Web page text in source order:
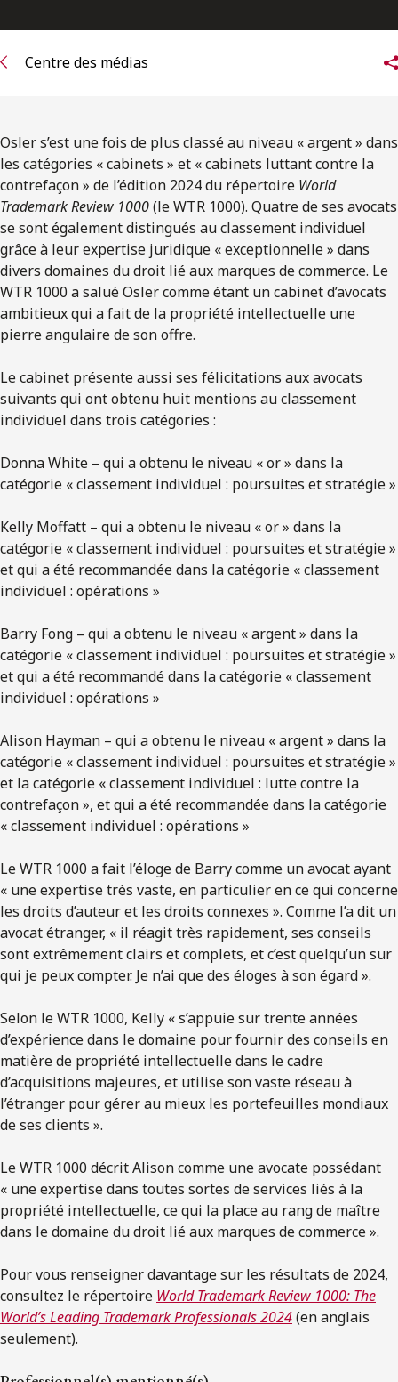
Centre des médias
Osler s’est une fois de plus classé au niveau « argent » dans
les catégories « cabinets » et « cabinets luttant contre la
contrefaçon » de l’édition 2024 du répertoire World
Trademark Review 1000(le WTR 1000). Quatre de ses avocats
se sont également distingués au classement individuel
grâce à leur expertise juridique « exceptionnelle » dans
divers domaines du droit lié aux marques de commerce. Le
WTR 1000 a salué Osler comme étant un cabinet d’avocats
ambitieux qui a fait de la propriété intellectuelle une
pierre angulaire de son offre.
Le cabinet présente aussi ses félicitations aux avocats
suivants qui ont obtenu huit mentions au classement
individuel dans trois catégories :
Donna White – qui a obtenu le niveau « or » dans la
catégorie « classement individuel : poursuites et stratégie »
Kelly Moffatt – qui a obtenu le niveau « or » dans la
catégorie « classement individuel : poursuites et stratégie »
et qui a été recommandée dans la catégorie « classement
individuel : opérations »
Barry Fong – qui a obtenu le niveau « argent » dans la
catégorie « classement individuel : poursuites et stratégie »
et qui a été recommandé dans la catégorie « classement
individuel : opérations »
Alison Hayman – qui a obtenu le niveau « argent » dans la
catégorie « classement individuel : poursuites et stratégie »
et la catégorie « classement individuel : lutte contre la
contrefaçon », et qui a été recommandée dans la catégorie
« classement individuel : opérations »
Le WTR 1000 a fait l’éloge de Barry comme un avocat ayant
« une expertise très vaste, en particulier en ce qui concerne
les droits d’auteur et les droits connexes ». Comme l’a dit un
avocat étranger, « il réagit très rapidement, ses conseils
sont extrêmement clairs et complets, et c’est quelqu’un sur
qui je peux compter. Je n’ai que des éloges à son égard ».
Selon le WTR 1000, Kelly « s’appuie sur trente années
d’expérience dans le domaine pour fournir des conseils en
matière de propriété intellectuelle dans le cadre
d’acquisitions majeures, et utilise son vaste réseau à
l’étranger pour gérer au mieux les portefeuilles mondiaux
de ses clients ».
Le WTR 1000 décrit Alison comme une avocate possédant
« une expertise dans toutes sortes de services liés à la
propriété intellectuelle, ce qui la place au rang de maître
dans le domaine du droit lié aux marques de commerce ».
Pour vous renseigner davantage sur les résultats de 2024,
consultez le répertoire World Trademark Review 1000: The
World’s Leading Trademark Professionals 2024(en anglais
seulement).